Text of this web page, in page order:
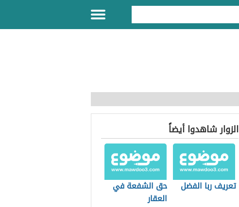
الزوار شاهدوا أيضاً
تعريف ربا الفضل
حق الشفعة في
العقار